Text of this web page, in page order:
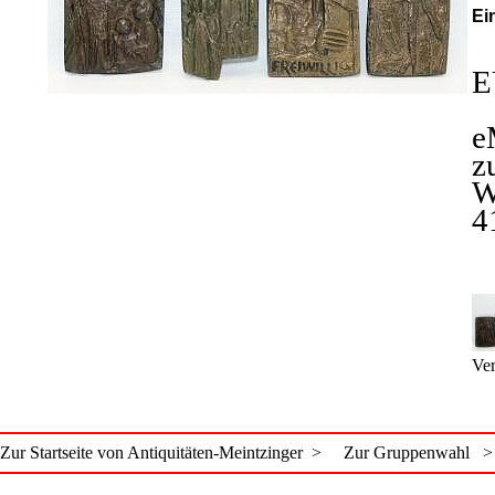
Zur Startseite von Antiquitäten-Meintzinger > Zur Gruppenwahl >